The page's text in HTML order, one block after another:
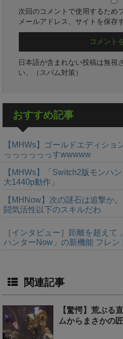
次回のコメントで使用するため
メールアドレス、サイトを保存
日本語が含まれない投稿は無視
い。（スパム対策）
おすすめ記事
【MHWs】ゴールドエディシ
っっっっっっすwwwww
【MHWs】「Switch2版モンハ
大1440p動作」
【MHNow】次の謎石は追撃か
闘気活性以下のスキルだわ
［インタビュー］距離を超え
ハンターNow」の新機能 フレン
関連記事
【驚愕】荒ぶる
ムからまさかの